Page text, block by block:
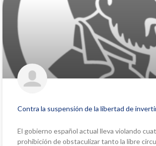
Contra la suspensión de la libertad de
El gobierno español actual lleva violando
prohibición de obstaculizar tanto la libre